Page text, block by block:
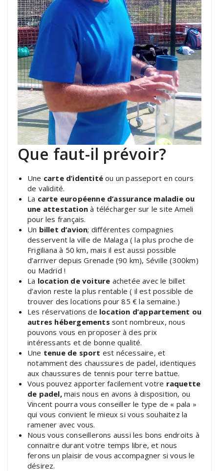
Que faut-il prévoir?
Une carte d’identitéou un passeport en cours
de validité.
La carte européenne d’assurance maladie ou
une attestationà télécharger sur le site Ameli
pour les français.
Un billet d’avion; différentes compagnies
desservent la ville de Malaga ( la plus proche de
Frigiliana à 50 km, mais il est aussi possible
d’arriver depuis Grenade (90 km), Séville (300km)
ou Madrid !
La location de voiture achetée avec le billet
d’avion reste la plus rentable ( il est possible de
trouver des locations pour 85 € la semaine.)
Les réservations de location d’appartement ou
autres hébergements sont nombreux, nous
pouvons vous en proposer à des prix
intéressants et de bonne qualité.
Une tenue de sport est nécessaire, et
notamment des chaussures de padel, identiques
aux chaussures de tennis pour terre battue.
Vous pouvez apporter facilement votre raquette
de padel,mais nous en avons à disposition, ou
Vincent pourra vous conseiller le type de « pala »
qui vous convient le mieux si vous souhaitez la
ramener avec vous.
Nous vous conseillerons aussi les bons endroits à
connaitre durant votre temps libre, et nous
ferons un plaisir de vous accompagner si vous le
désirez.